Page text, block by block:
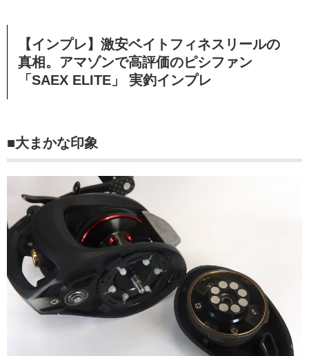
【インプレ】激安ベイトフィネスリールの
真相。アマゾンで高評価のピシファン
「SAEX ELITE」 実釣インプレ
■大まかな印象